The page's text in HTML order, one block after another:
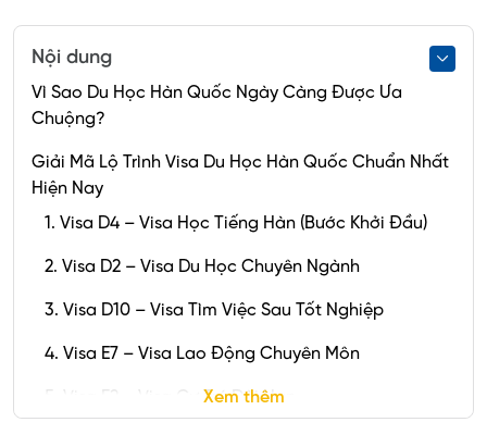
Nội dung
Vì Sao Du Học Hàn Quốc Ngày Càng Được Ưa
Chuộng?
Giải Mã Lộ Trình Visa Du Học Hàn Quốc Chuẩn Nhất
Hiện Nay
1. Visa D4 – Visa Học Tiếng Hàn (Bước Khởi Đầu)
2. Visa D2 – Visa Du Học Chuyên Ngành
3. Visa D10 – Visa Tìm Việc Sau Tốt Nghiệp
4. Visa E7 – Visa Lao Động Chuyên Môn
5. Visa F2 – Visa Cư Trú Dài Hạn
Xem thêm